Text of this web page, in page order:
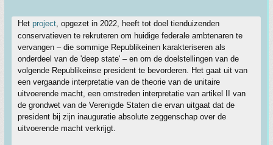
Het project , opgezet in 2022, heeft tot doel tienduizenden
conservatieven te rekruteren om huidige federale ambtenaren te
vervangen – die sommige Republikeinen karakteriseren als
onderdeel van de 'deep state' – en om de doelstellingen van de
volgende Republikeinse president te bevorderen. Het gaat uit van
een vergaande interpretatie van de theorie van de unitaire
uitvoerende macht, een omstreden interpretatie van artikel II van
de grondwet van de Verenigde Staten die ervan uitgaat dat de
president bij zijn inauguratie absolute zeggenschap over de
uitvoerende macht verkrijgt.